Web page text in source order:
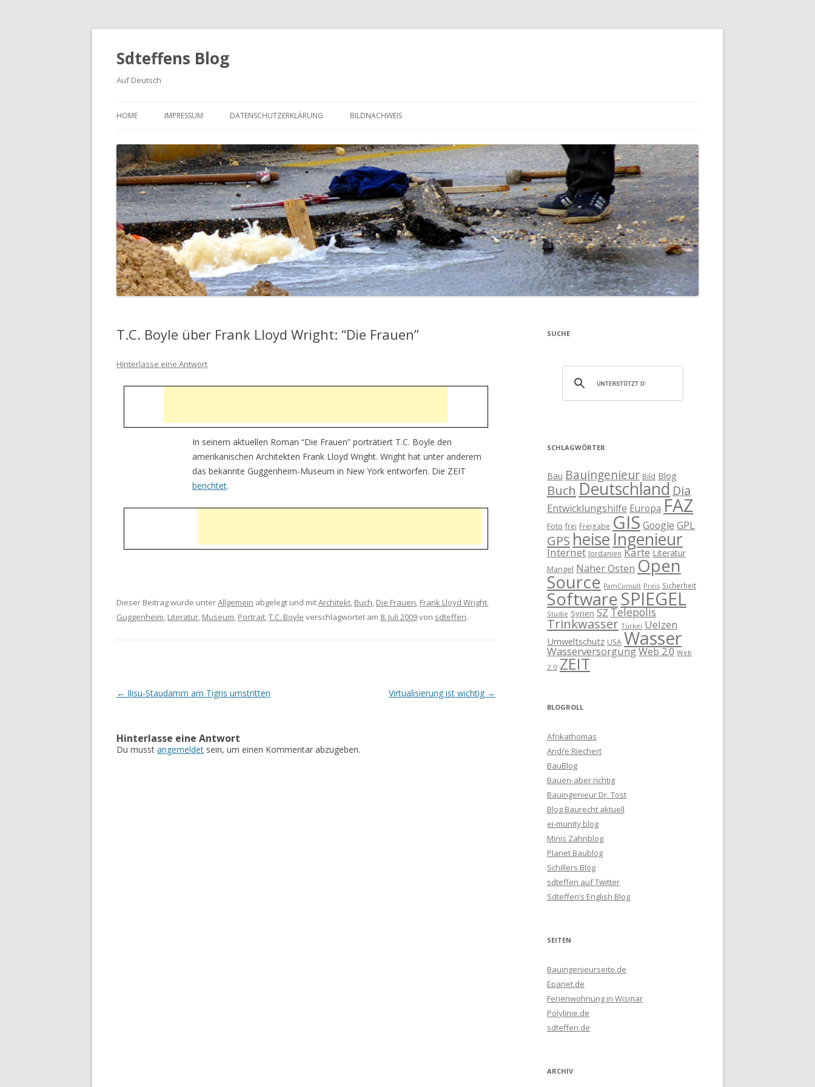
Sdteffens Blog
Auf Deutsch
HOME IMPRESSUM DATENSCHUTZERKLÄRUNG BILDNACHWEIS
T.C. Boyle über Frank Lloyd Wright: “Die Frauen”
Hinterlasse eine Antwort
In seinem aktuellen Roman “Die Frauen” porträtiert T.C. Boyle den
amerikanischen Architekten Frank Lloyd Wright. Wright hat unter anderem
das bekannte Guggenheim-Museum in New York entworfen. Die ZEIT
berichtet.
Dieser Beitrag wurde unterAllgemein abgelegt und mitArchitekt, Buch, Die Frauen, Frank Lloyd Wright,
Guggenheim, Literatur, Museum, Portrait,T.C. Boyle verschlagwortet am 8. Juli 2009von sdteffen.
Artikel-Navigation
← Ilisu-Staudamm am Tigris umstritten Virtualisierung ist wichtig →
Hinterlasse eine Antwort
Du musst angemeldet sein, um einen Kommentar abzugeben.
SUCHE
SCHLAGWÖRTER
Bau Bauingenieur Bild Blog
Buch Deutschland Dia
Entwicklungshilfe Europa FAZ
Foto frei Freigabe GIS Google GPL
GPS heise Ingenieur
Internet Jordanien Karte Literatur
Mangel Naher Osten Open
Source PamConsult Preis Sicherheit
SoftwareSPIEGEL
Studie Syrien SZ Telepolis
Trinkwasser Türkei Uelzen
Umweltschutz USA Wasser
WasserversorgungWeb 2.0 Web
2.0 ZEIT
BLOGROLL
Afrikathomas
Andŕe Riechert
BauBlog
Bauen-aber richtig
Bauingenieur Dr. Tost
Blog Baurecht aktuell
ei-munity blog
Minis Zahnblog
Planet Baublog
Schillers Blog
sdteffen auf Twitter
Sdteffen’s English Blog
SEITEN
Bauingenieurseite.de
Epanet.de
Ferienwohnung in Wismar
Polylinie.de
sdteffen.de
ARCHIV